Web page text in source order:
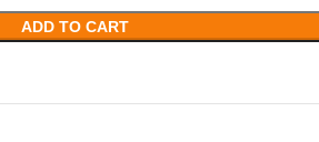
ADD TO CART